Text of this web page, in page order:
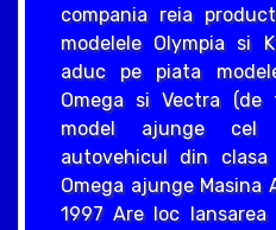
compania reia
modelele Olympia si
aduc pe piata
Omega si Vectra (de
model ajunge
autovehicul din
Omega ajunge Masina
1997 Are loc